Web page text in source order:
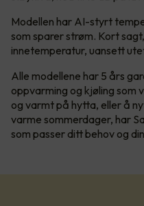
Modellen har AI-styrt
som sparer strøm. Kort
innetemperatur, uansett
Alle modellene har 5 års
oppvarming og kjøling som
og varmt på hytta, eller å
varme sommerdager, har
som passer ditt behov og